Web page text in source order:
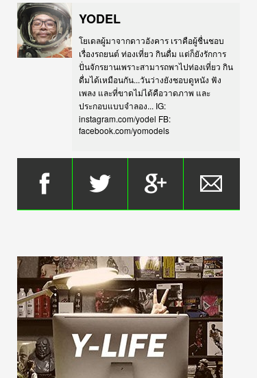
YODEL
โยเดลผู้มาจากดาวอังคาร เราคือผู้ชื่นชอบ
เรื่องรถยนต์ ท่องเที่ยว กินดื่ม แต่ก็ยังรักการ
ปั่นจักรยานเพราะสามารถพาไปท่องเที่ยว กิน
ดื่มได้เหมือนกัน...วันว่างยังชอบดูหนัง ฟัง
เพลง และที่ขาดไม่ได้คือวาดภาพ และ
ประกอบแบบจำลอง... IG:
instagram.com/yodel FB:
facebook.com/yomodels